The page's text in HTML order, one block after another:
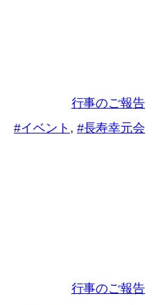
行事のご報告
イベント , 長寿幸元会
行事のご報告